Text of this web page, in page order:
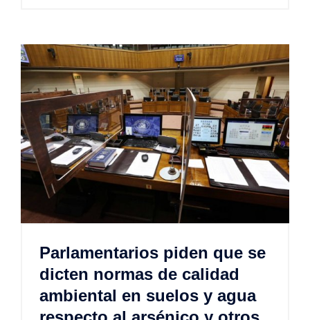
Parlamentarios piden que se
dicten normas de calidad
ambiental en suelos y agua